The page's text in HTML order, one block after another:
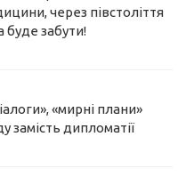
через півстоліття
буде забути!
«мирні плани»
замість дипломатії